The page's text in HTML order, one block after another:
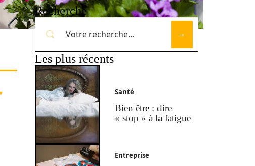
Recherche
Les plus récents
Santé
Bien être : dire
« stop » à la fatigue
Entreprise